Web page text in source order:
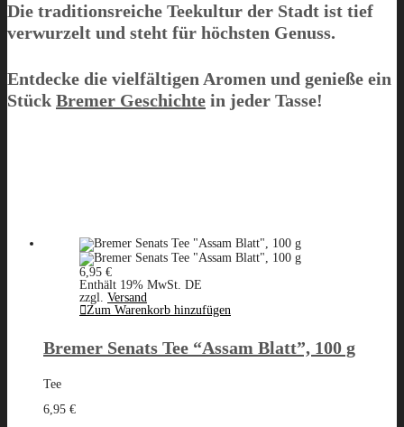
Die traditionsreiche Teekultur der Stadt ist tief
verwurzelt und steht für höchsten Genuss.
Entdecke die vielfältigen Aromen und genieße ein
Stück Bremer Geschichte in jeder Tasse!
6,95 €
Enthält 19% MwSt. DE
zzgl. Versand
Zum Warenkorb hinzufügen
Bremer Senats Tee “Assam Blatt”, 100 g
Tee
6,95 €